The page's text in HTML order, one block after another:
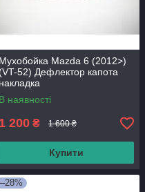
Мухобойка Mazda 6 (2012>)
(VT-52) Дефлектор капота
накладка
В наявності
1 200 ₴ 1 600 ₴
Купити
–28%